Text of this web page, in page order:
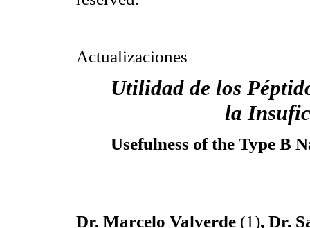
Actualizaciones
Utilidad de los
la
Usefulness of the Type B
Dr. Marcelo Valverde (1), Dr.